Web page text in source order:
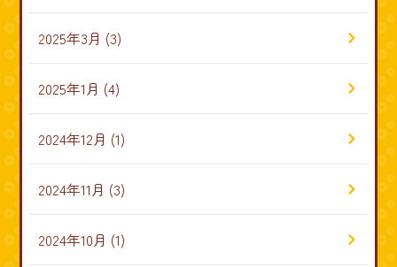
2025年3月 (3)
2025年1月 (4)
2024年12月 (1)
2024年11月 (3)
2024年10月 (1)